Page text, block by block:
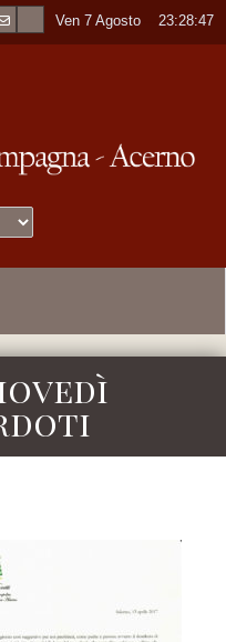
Ven 7 Agosto ----23:28:47